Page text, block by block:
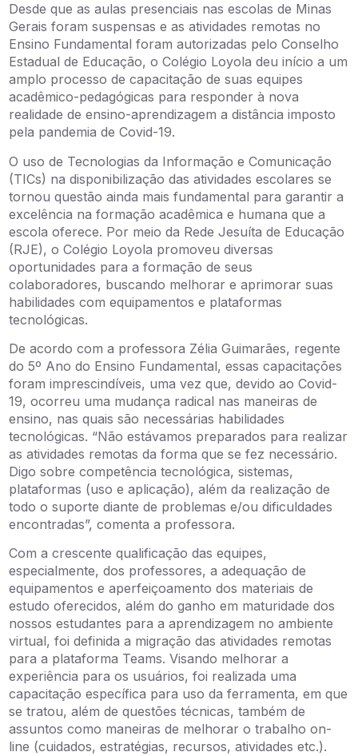
Desde que as aulas presenciais nas escolas de Minas
Gerais foram suspensas e as atividades remotas no
Ensino Fundamental foram autorizadas pelo Conselho
Estadual de Educação, o Colégio Loyola deu início a um
amplo processo de capacitação de suas equipes
acadêmico-pedagógicas para responder à nova
realidade de ensino-aprendizagem a distância imposto
pela pandemia de Covid-19.
O uso de Tecnologias da Informação e Comunicação
(TICs) na disponibilização das atividades escolares se
tornou questão ainda mais fundamental para garantir a
excelência na formação acadêmica e humana que a
escola oferece. Por meio da Rede Jesuíta de Educação
(RJE), o Colégio Loyola promoveu diversas
oportunidades para a formação de seus
colaboradores, buscando melhorar e aprimorar suas
habilidades com equipamentos e plataformas
tecnológicas.
De acordo com a professora Zélia Guimarães, regente
do 5º Ano do Ensino Fundamental, essas capacitações
foram imprescindíveis, uma vez que, devido ao Covid-
19, ocorreu uma mudança radical nas maneiras de
ensino, nas quais são necessárias habilidades
tecnológicas. “Não estávamos preparados para realizar
as atividades remotas da forma que se fez necessário.
Digo sobre competência tecnológica, sistemas,
plataformas (uso e aplicação), além da realização de
todo o suporte diante de problemas e/ou dificuldades
encontradas”, comenta a professora.
Com a crescente qualificação das equipes,
especialmente, dos professores, a adequação de
equipamentos e aperfeiçoamento dos materiais de
estudo oferecidos, além do ganho em maturidade dos
nossos estudantes para a aprendizagem no ambiente
virtual, foi definida a migração das atividades remotas
para a plataforma Teams. Visando melhorar a
experiência para os usuários, foi realizada uma
capacitação específica para uso da ferramenta, em que
se tratou, além de questões técnicas, também de
assuntos como maneiras de melhorar o trabalho on-
line (cuidados, estratégias, recursos, atividades etc.).